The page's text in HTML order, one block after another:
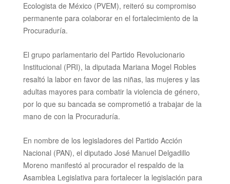
Ecologista de México (PVEM), reiteró su compromiso
permanente para colaborar en el fortalecimiento de la
Procuraduría.
El grupo parlamentario del Partido Revolucionario
Institucional (PRI), la diputada Mariana Mogel Robles
resaltó la labor en favor de las niñas, las mujeres y las
adultas mayores para combatir la violencia de género,
por lo que su bancada se comprometió a trabajar de la
mano de con la Procuraduría.
En nombre de los legisladores del Partido Acción
Nacional (PAN), el diputado José Manuel Delgadillo
Moreno manifestó al procuradorel respaldo de la
Asamblea Legislativa para fortalecer la legislación para